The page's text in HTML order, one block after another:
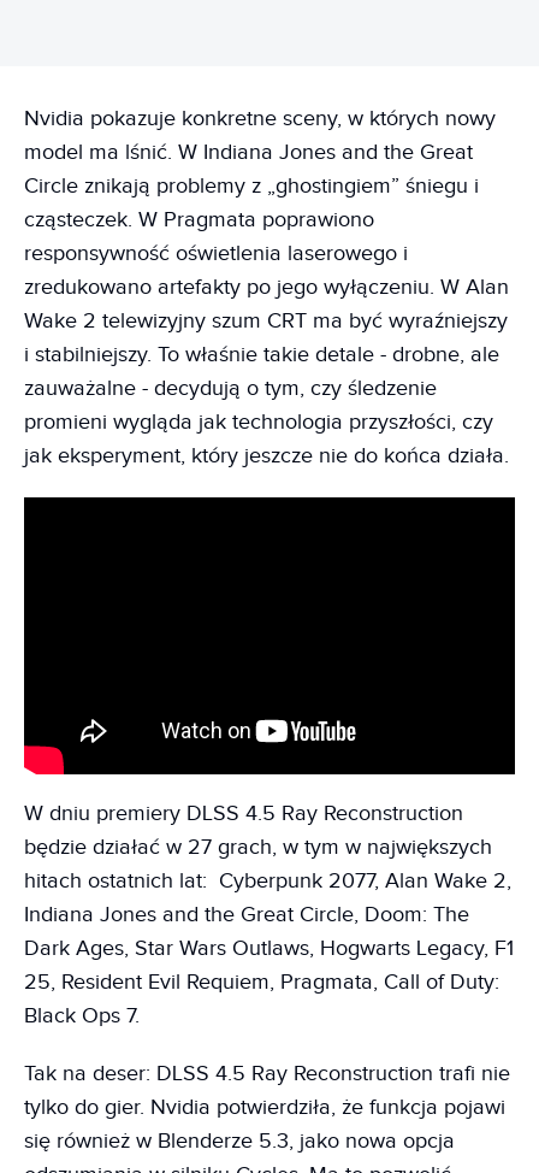
Nvidia pokazuje konkretne sceny, w których nowy
model ma lśnić. W Indiana Jones and the Great
Circle znikają problemy z „ghostingiem” śniegu i
cząsteczek. W Pragmata poprawiono
responsywność oświetlenia laserowego i
zredukowano artefakty po jego wyłączeniu. W Alan
Wake 2 telewizyjny szum CRT ma być wyraźniejszy
i stabilniejszy. To właśnie takie detale - drobne, ale
zauważalne - decydują o tym, czy śledzenie
promieni wygląda jak technologia przyszłości, czy
jak eksperyment, który jeszcze nie do końca działa.
W dniu premiery DLSS 4.5 Ray Reconstruction
będzie działać w 27 grach, w tym w największych
hitach ostatnich lat: Cyberpunk 2077, Alan Wake 2,
Indiana Jones and the Great Circle, Doom: The
Dark Ages, Star Wars Outlaws, Hogwarts Legacy, F1
25, Resident Evil Requiem, Pragmata, Call of Duty:
Black Ops 7.
Tak na deser: DLSS 4.5 Ray Reconstruction trafi nie
tylko do gier. Nvidia potwierdziła, że funkcja pojawi
się również w Blenderze 5.3, jako nowa opcja